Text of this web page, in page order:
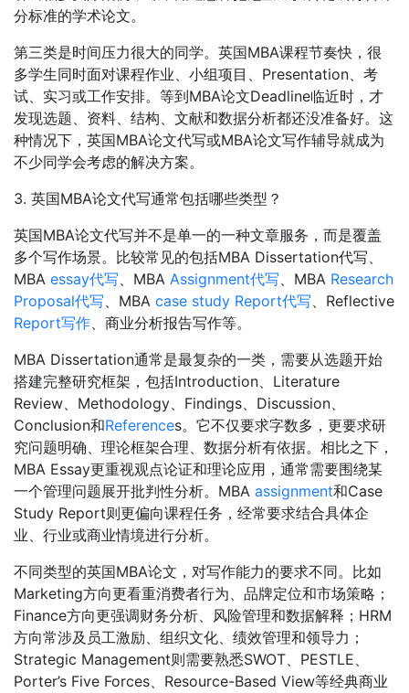
分标准的学术论文。
第三类是时间压力很大的同学。英国MBA课程节奏快，很
多学生同时面对课程作业、小组项目、Presentation、考
试、实习或工作安排。等到MBA论文Deadline临近时，才
发现选题、资料、结构、文献和数据分析都还没准备好。这
种情况下，英国MBA论文代写或MBA论文写作辅导就成为
不少同学会考虑的解决方案。
3. 英国MBA论文代写通常包括哪些类型？
英国MBA论文代写并不是单一的一种文章服务，而是覆盖
多个写作场景。比较常见的包括MBA Dissertation代写、
MBA essay代写、MBA Assignment代写、MBA Research
Proposal代写、MBA case study Report代写、Reflective
Report写作、商业分析报告写作等。
MBA Dissertation通常是最复杂的一类，需要从选题开始
搭建完整研究框架，包括Introduction、Literature
Review、Methodology、Findings、Discussion、
Conclusion和References。它不仅要求字数多，更要求研
究问题明确、理论框架合理、数据分析有依据。相比之下，
MBA Essay更重视观点论证和理论应用，通常需要围绕某
一个管理问题展开批判性分析。MBA assignment和Case
Study Report则更偏向课程任务，经常要求结合具体企
业、行业或商业情境进行分析。
不同类型的英国MBA论文，对写作能力的要求不同。比如
Marketing方向更看重消费者行为、品牌定位和市场策略；
Finance方向更强调财务分析、风险管理和数据解释；HRM
方向常涉及员工激励、组织文化、绩效管理和领导力；
Strategic Management则需要熟悉SWOT、PESTLE、
Porter’s Five Forces、Resource-Based View等经典商业